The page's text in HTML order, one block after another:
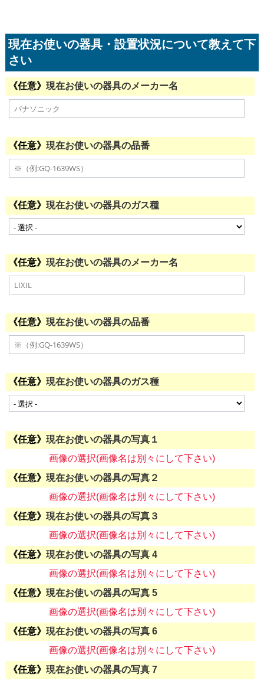
現在お使いの器具・設置状況について教えて下
さい
現在お使いの器具のメーカー名
現在お使いの器具の品番
現在お使いの器具のガス種
現在お使いの器具のメーカー名
現在お使いの器具の品番
現在お使いの器具のガス種
現在お使いの器具の写真１
画像の選択(画像名は別々にして下さい)
現在お使いの器具の写真２
画像の選択(画像名は別々にして下さい)
現在お使いの器具の写真３
画像の選択(画像名は別々にして下さい)
現在お使いの器具の写真 4
画像の選択(画像名は別々にして下さい)
現在お使いの器具の写真 5
画像の選択(画像名は別々にして下さい)
現在お使いの器具の写真 6
画像の選択(画像名は別々にして下さい)
現在お使いの器具の写真 7